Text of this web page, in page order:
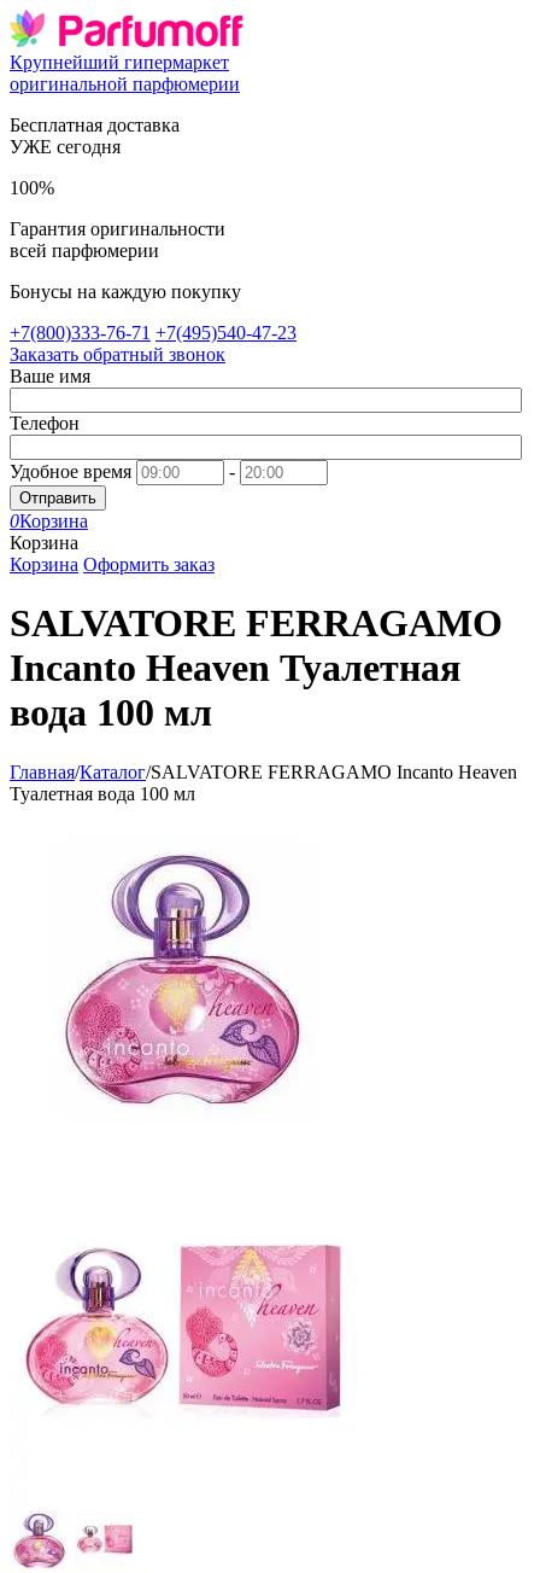
Крупнейший гипермаркет
оригинальной парфюмерии
Бесплатная доставка
УЖЕ сегодня
100%
Гарантия оригинальности
всей парфюмерии
Бонусы на каждую покупку
+7(800)333-76-71 +7(495)540-47-23
Заказать обратный звонок
Ваше имя
Телефон
Удобное время -
Отправить
0Корзина
Корзина
Корзина Оформить заказ
SALVATORE FERRAGAMO
Incanto Heaven Туалетная
вода 100 мл
Главная/Каталог/SALVATORE FERRAGAMO Incanto Heaven
Туалетная вода 100 мл